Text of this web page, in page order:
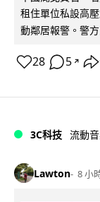
租住單位私設高
動鄰居報警。警
28 5 ↗
3C科技 流動
Lawton 8 小